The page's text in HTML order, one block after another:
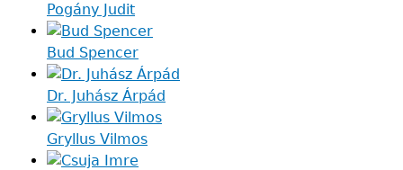
Pogány Judit
Bud Spencer
Dr. Juhász Árpád
Gryllus Vilmos